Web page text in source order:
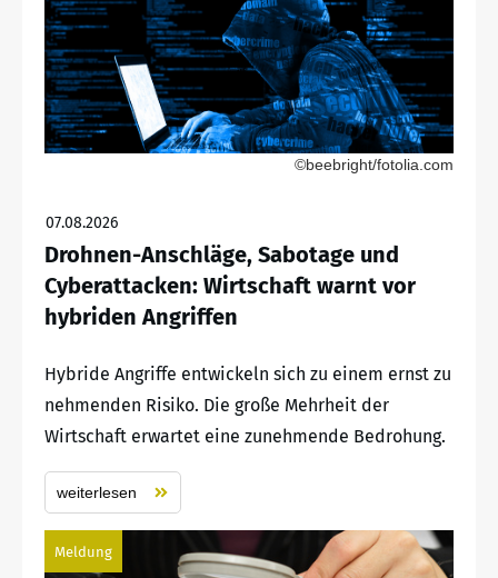
©beebright/fotolia.com
07.08.2026
Drohnen-Anschläge, Sabotage und
Cyberattacken: Wirtschaft warnt vor
hybriden Angriffen
Hybride Angriffe entwickeln sich zu einem ernst zu
nehmenden Risiko. Die große Mehrheit der
Wirtschaft erwartet eine zunehmende Bedrohung.
weiterlesen
Meldung